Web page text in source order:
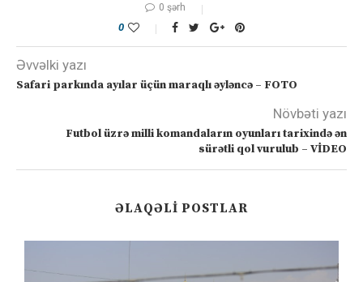
0 şərh
0
Əvvəlki yazı
Safari parkında ayılar üçün maraqlı əyləncə – FOTO
Növbəti yazı
Futbol üzrə milli komandaların oyunları tarixində ən
sürətli qol vurulub – VİDEO
ƏLAQƏLI POSTLAR